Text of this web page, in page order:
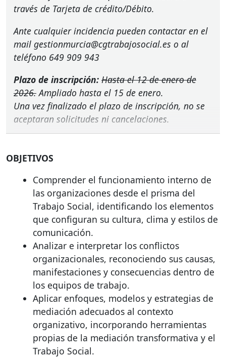
través de Tarjeta de crédito/Débito.
Ante cualquier incidencia pueden contactar en el
mail gestionmurcia@cgtrabajosocial.es o al
teléfono 649 909 943
Plazo de inscripción: Hasta el 12 de enero de
2026.Ampliado hasta el 15 de enero.
Una vez finalizado el plazo de inscripción, no se
aceptaran solicitudes ni cancelaciones.
OBJETIVOS
Comprender el funcionamiento interno de
las organizaciones desde el prisma del
Trabajo Social, identificando los elementos
que configuran su cultura, clima y estilos de
comunicación.
Analizar e interpretar los conflictos
organizacionales, reconociendo sus causas,
manifestaciones y consecuencias dentro de
los equipos de trabajo.
Aplicar enfoques, modelos y estrategias de
mediación adecuados al contexto
organizativo, incorporando herramientas
propias de la mediación transformativa y el
Trabajo Social.